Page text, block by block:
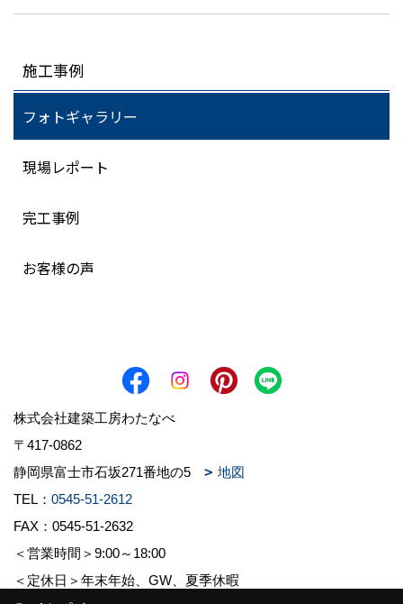
施工事例
フォトギャラリー
現場レポート
完工事例
お客様の声
株式会社建築工房わたなべ
〒417-0862
静岡県富士市石坂271番地の5
地図
TEL： 0545-51-2612
FAX：0545-51-2632
＜営業時間＞9:00～18:00
＜定休日＞年末年始、GW、夏季休暇